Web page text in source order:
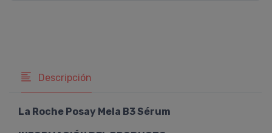
Descripción
La Roche Posay Mela B3 Sérum